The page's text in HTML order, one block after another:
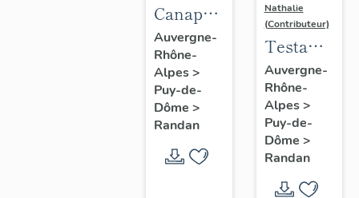
Canapé
à joues
n° 2
Auvergne-
Rhône-
Alpes>
Puy-de-
Dôme >
Randan
Nathalie
(Contributeur)
Testament
politique
de
Philippe
d'Orléans,
comte de
Paris
Auvergne-
Rhône-
Alpes>
Puy-de-
Dôme >
Randan